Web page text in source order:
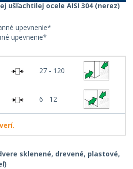
ušľachtilej ocele AISI 304 (nerez)
upevnenie*
upevnenie*
27 - 120
6 - 12
sklenené, drevené, plastové,